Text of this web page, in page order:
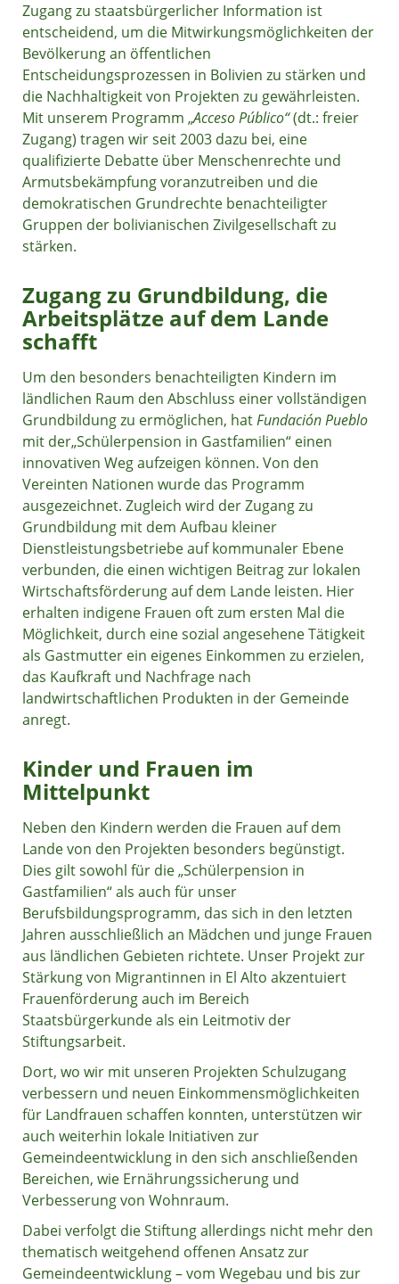
Zugang zu staatsbürgerlicher Information ist
entscheidend, um die Mitwirkungsmöglichkeiten der
Bevölkerung an öffentlichen
Entscheidungsprozessen in Bolivien zu stärken und
die Nachhaltigkeit von Projekten zu gewährleisten.
Mit unserem Programm „Acceso Público“(dt.: freier
Zugang) tragen wir seit 2003 dazu bei, eine
qualifizierte Debatte über Menschenrechte und
Armutsbekämpfung voranzutreiben und die
demokratischen Grundrechte benachteiligter
Gruppen der bolivianischen Zivilgesellschaft zu
stärken.
Zugang zu Grundbildung, die
Arbeitsplätze auf dem Lande
schafft
Um den besonders benachteiligten Kindern im
ländlichen Raum den Abschluss einer vollständigen
Grundbildung zu ermöglichen, hatFundación Pueblo
mit der„Schülerpension in Gastfamilien“ einen
innovativen Weg aufzeigen können. Von den
Vereinten Nationen wurde das Programm
ausgezeichnet. Zugleich wird der Zugang zu
Grundbildung mit dem Aufbau kleiner
Dienstleistungsbetriebe auf kommunaler Ebene
verbunden, die einen wichtigen Beitrag zur lokalen
Wirtschaftsförderung auf dem Lande leisten. Hier
erhalten indigene Frauen oft zum ersten Mal die
Möglichkeit, durch eine sozial angesehene Tätigkeit
als Gastmutter ein eigenes Einkommen zu erzielen,
das Kaufkraft und Nachfrage nach
landwirtschaftlichen Produkten in der Gemeinde
anregt.
Kinder und Frauen im
Mittelpunkt
Neben den Kindern werden die Frauen auf dem
Lande von den Projekten besonders begünstigt.
Dies gilt sowohl für die „Schülerpension in
Gastfamilien“ als auch für unser
Berufsbildungsprogramm, das sich in den letzten
Jahren ausschließlich an Mädchen und junge Frauen
aus ländlichen Gebieten richtete. Unser Projekt zur
Stärkung von Migrantinnen in El Alto akzentuiert
Frauenförderung auch im Bereich
Staatsbürgerkunde als ein Leitmotiv der
Stiftungsarbeit.
Dort, wo wir mit unseren Projekten Schulzugang
verbessern und neuen Einkommensmöglichkeiten
für Landfrauen schaffen konnten, unterstützen wir
auch weiterhin lokale Initiativen zur
Gemeindeentwicklung in den sich anschließenden
Bereichen, wie Ernährungssicherung und
Verbesserung von Wohnraum.
Dabei verfolgt die Stiftung allerdings nicht mehr den
thematisch weitgehend offenen Ansatz zur
Gemeindeentwicklung – vom Wegebau und bis zur